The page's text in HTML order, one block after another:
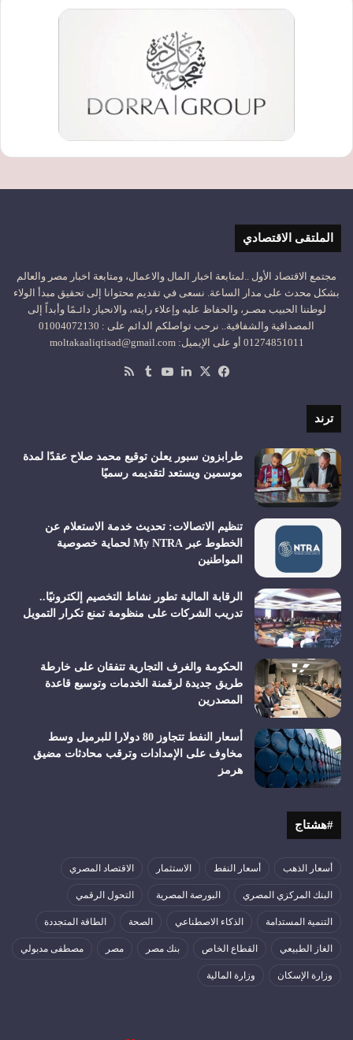
الملتقى الاقتصادي
مجتمع الاقتصاد الأول ..لمتابعة اخبار المال والاعمال، ومتابعة اخبار مصر والعالم
بشكل محدث على مدار الساعة. نسعى في تقديم محتوانا إلى تحقيق مبدأ الولاء
لوطننا الحبيب مصـر، والحفاظ عليه وإعلاء رايته، والانحياز دائـمًا وأبداً إلى
المصداقية والشفافية.. نرحب تواصلكم الدائم على : 01004072130
01274851011 أو على الإيميل: moltakaaliqtisad@gmail.com
فيسبوك
‫X لينكدإن‫YouTube
ترند
طرابزون سبور يعلن توقيع محمد صلاح عقدًا لمدة
موسمين ويستعد لتقديمه رسميًا
تنظيم الاتصالات: تحديث خدمة الاستعلام عن
الخطوط عبر My NTRA لحماية خصوصية
المواطنين
الرقابة المالية تطور نشاط التخصيم إلكترونيًا..
تدريب الشركات على منظومة تمنع تكرار التمويل
الحكومة والغرف التجارية تتفقان على خارطة
طريق جديدة لرقمنة الخدمات وتوسيع قاعدة
المصدرين
أسعار النفط تتجاوز 80 دولارا للبرميل وسط
مخاوف على الإمدادات وترقب محادثات مضيق
هرمز
#هشتاج
أسعار الذهب أسعار النفط الاستثمار الاقتصاد المصري
البنك المركزي المصري البورصة المصرية التحول الرقمي
التنمية المستدامة الذكاء الاصطناعي الصحة الطاقة المتجددة
الغاز الطبيعي القطاع الخاص بنك مصر مصر مصطفى مدبولي
وزارة الإسكان وزارة المالية